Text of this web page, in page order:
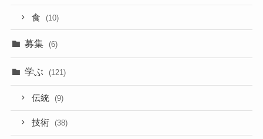
食 (10)
募集 (6)
学ぶ (121)
伝統 (9)
技術 (38)